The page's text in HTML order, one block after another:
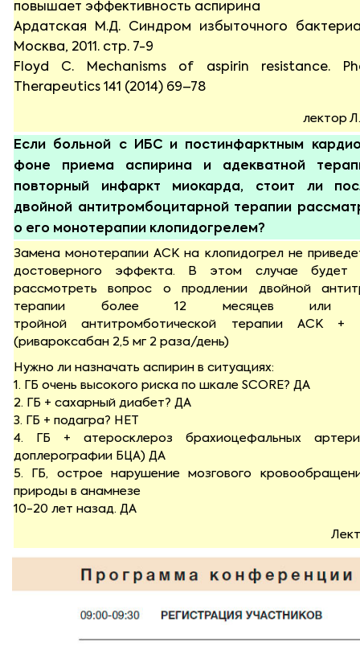
повышает эффективность аспирина
Ардатская М.Д. Синдром избыточного
Москва, 2011. стр. 7-9
Floyd С. Mechanisms of aspirin resistance.
Therapeutics 141 (2014) 69–78
лектор
Если больной с ИБС и постинфарктным
фоне приема аспирина и адекватной
повторный инфаркт миокарда, стоит ли
двойной антитромбоцитарной терапии
о его монотерапии клопидогрелем?
Замена монотерапии АСК на клопидогрел не
достоверного эффекта. В этом случае будет
рассмотреть вопрос о продлении двойной
терапии более 12 месяцев или
тройной антитромботической терапии АСК +
(ривароксабан 2,5 мг 2 раза/день)
Нужно ли назначать аспирин в ситуациях:
1. ГБ очень высокого риска по шкале SCORE? ДА
2. ГБ + сахарный диабет? ДА
3. ГБ + подагра? НЕТ
4. ГБ + атеросклероз брахиоцефальных
доплерографии БЦА) ДА
5. ГБ, острое нарушение мозгового
природы в анамнезе
10-20 лет назад. ДА